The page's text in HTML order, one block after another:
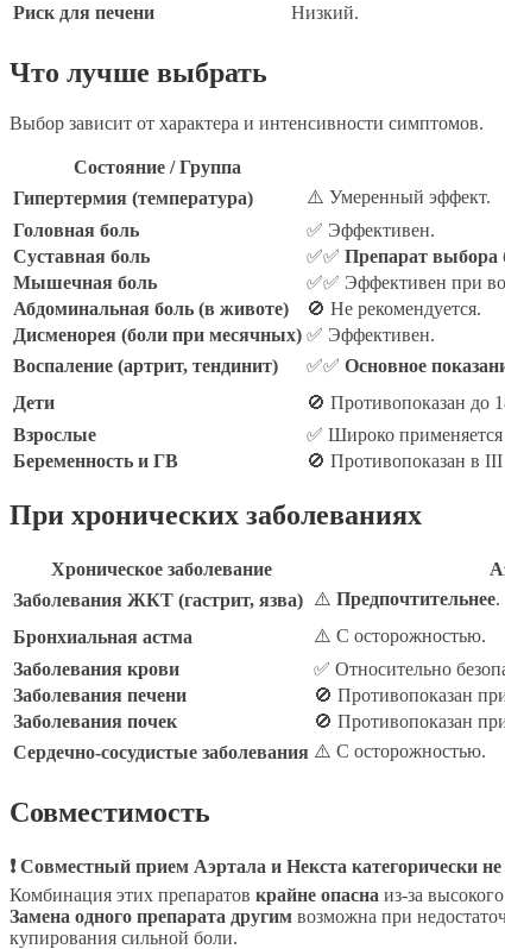
Риск для печени
Низкий.
Что лучше выбрать
Выбор зависит от характера и интенсивности симптомов.
Состояние / Группа
Гипертермия (температура)
⚠️ Умеренный эффект.
Головная боль
✅ Эффективен.
Суставная боль
✅✅ Препарат выбора
Мышечная боль
✅✅ Эффективен при
Абдоминальная боль (в животе)
🚫 Не рекомендуется.
Дисменорея (боли при месячных) ✅ Эффективен.
Воспаление (артрит, тендинит)
✅✅ Основное
Дети
🚫 Противопоказан до
Взрослые
✅ Широко применяется
Беременность и ГВ
🚫 Противопоказан в III
При хронических заболеваниях
Хроническое заболевание
Заболевания ЖКТ (гастрит, язва) ⚠️ Предпочтительнее.
Бронхиальная астма
⚠️ С осторожностью.
Заболевания крови
✅ Относительно
Заболевания печени
🚫 Противопоказан
Заболевания почек
🚫 Противопоказан
Сердечно-сосудистые заболевания ⚠️ С осторожностью.
Совместимость
❗ Совместный прием Аэртала и Некста категорически
Комбинация этих препаратов крайне опасна из-за
Замена одного препарата другим возможна при
купирования сильной боли.